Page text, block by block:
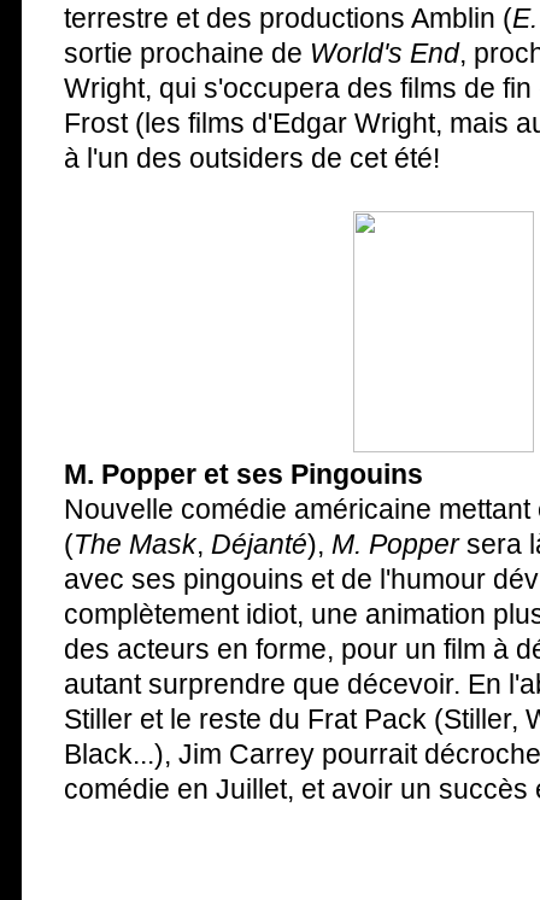
terrestre et des productions Amblin (
sortie prochaine de World's End,
Wright, qui s'occupera des films de
Frost (les films d'Edgar Wright, mais
à l'un des outsiders de cet été!
M. Popper et ses Pingouins
Nouvelle comédie américaine
(The Mask, Déjanté), M. Poppersera
avec ses pingouins et de l'humour
complètement idiot, une animation
des acteurs en forme, pour un film à
autant surprendre que décevoir. En
Stiller et le reste du Frat Pack (Stiller,
Black...), Jim Carrey pourrait
comédie en Juillet, et avoir un succès